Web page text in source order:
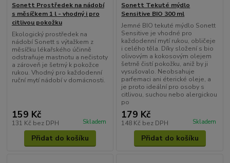
Sonett Prostředek na nádobí
s měsíčkem 1 l - vhodný i pro
citlivou pokožku
Ekologický prostředek na
nádobí Sonett s výtažkem z
měsíčku lékařského účinně
odstraňuje mastnotu a nečistoty
a zároveň je šetrný k pokožce
rukou. Vhodný pro každodenní
ruční mytí nádobí v domácnosti.
159 Kč
131 Kč bez DPH Skladem
Přidat do košíku
Sonett Tekuté mýdlo
Sensitive BIO 300 ml
Jemné BIO tekuté mýdlo Sonett
Sensitive je vhodné pro
každodenní mytí rukou, obličeje
i celého těla. Díky složení s bio
olivovým a kokosovým olejem
šetrně čistí pokožku, aniž by ji
vysušovalo. Neobsahuje
parfemaci ani éterické oleje, a
je proto ideální pro osoby s
citlivou, suchou nebo alergickou
po
179 Kč
148 Kč bez DPH Skladem
Přidat do košíku